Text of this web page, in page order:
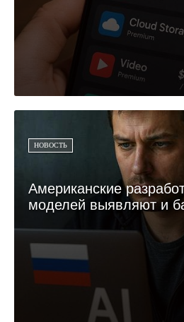
НОВОСТЬ
Американские
моделей выявляют и